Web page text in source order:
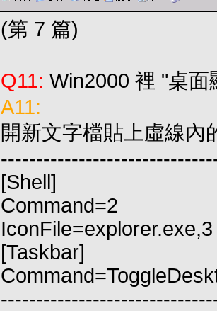
(第 7 篇)
Q11: Win2000 裡 "桌
A11:
開新文字檔貼上虛線內
[Shell]
Command=2
IconFile=explorer.exe,3
[Taskbar]